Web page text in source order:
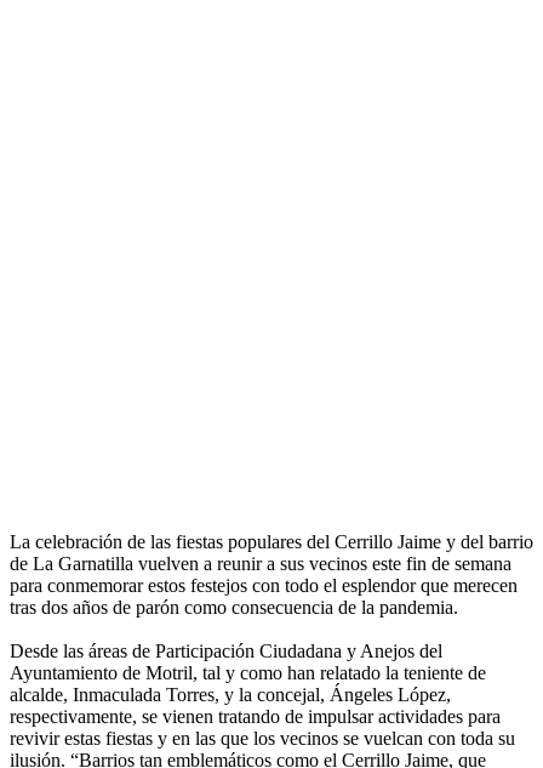
La celebración de las fiestas populares del Cerrillo Jaime y del barrio
de La Garnatilla vuelven a reunir a sus vecinos este fin de semana
para conmemorar estos festejos con todo el esplendor que merecen
tras dos años de parón como consecuencia de la pandemia.
Desde las áreas de Participación Ciudadana y Anejos del
Ayuntamiento de Motril, tal y como han relatado la teniente de
alcalde, Inmaculada Torres, y la concejal, Ángeles López,
respectivamente, se vienen tratando de impulsar actividades para
revivir estas fiestas y en las que los vecinos se vuelcan con toda su
ilusión. “Barrios tan emblemáticos como el Cerrillo Jaime, que